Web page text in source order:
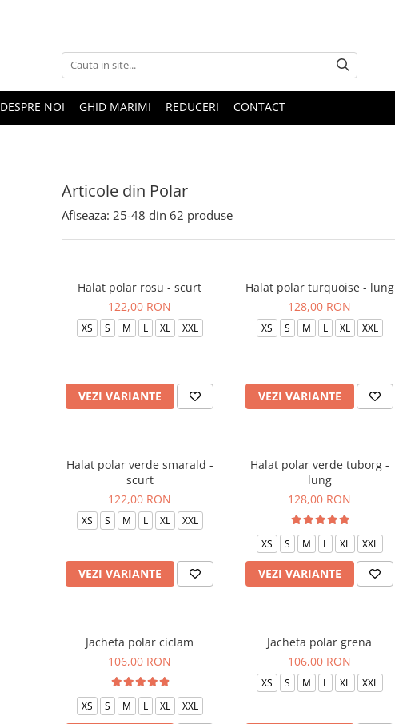
DESPRE NOI GHID MARIMI REDUCERI CONTACT
Articole din Polar
Afiseaza: 25-48 din 62 produse
Halat polar rosu - scurt
122,00 RON
XS S M L XL XXL
VEZI VARIANTE
Halat polar turquoise - lung
128,00 RON
XS S M L XL XXL
VEZI VARIANTE
Halat polar verde smarald -
scurt
122,00 RON
XS S M L XL XXL
VEZI VARIANTE
Halat polar verde tuborg -
lung
128,00 RON
XS S M L XL XXL
VEZI VARIANTE
Jacheta polar ciclam
106,00 RON
XS S M L XL XXL
Jacheta polar grena
106,00 RON
XS S M L XL XXL